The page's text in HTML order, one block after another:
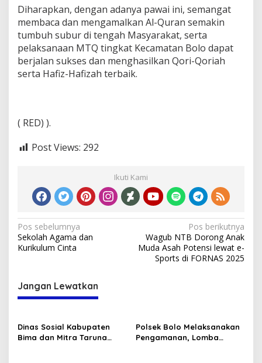
Diharapkan, dengan adanya pawai ini, semangat
membaca dan mengamalkan Al-Quran semakin
tumbuh subur di tengah Masyarakat, serta
pelaksanaan MTQ tingkat Kecamatan Bolo dapat
berjalan sukses dan menghasilkan Qori-Qoriah
serta Hafiz-Hafizah terbaik.
( RED) ).
Post Views: 292
Ikuti Kami
Navigasi
pos
Pos sebelumnya
Sekolah Agama dan
Kurikulum Cinta
Pos berikutnya
Wagub NTB Dorong Anak
Muda Asah Potensi lewat e-
Sports di FORNAS 2025
Jangan Lewatkan
Dinas Sosial Kabupaten
Bima dan Mitra Taruna
Polsek Bolo Melaksanakan
Pengamanan, Lomba